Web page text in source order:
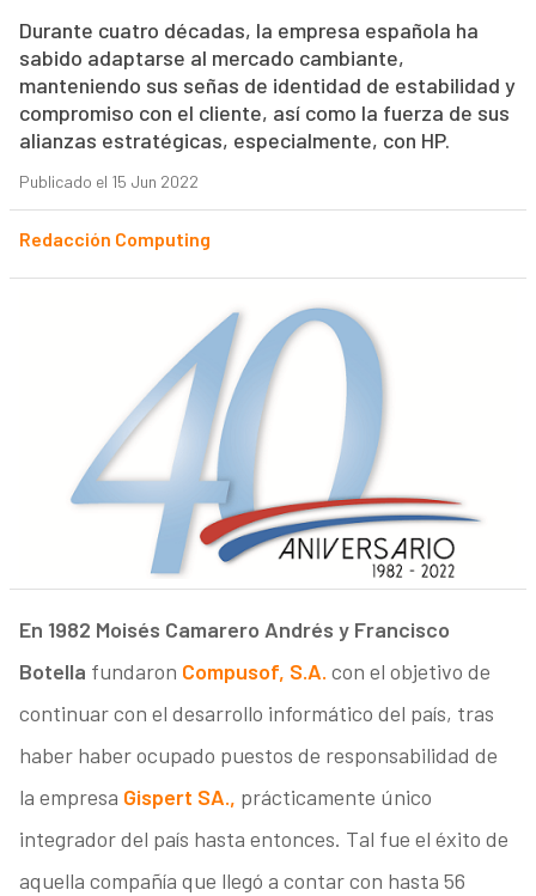
Durante cuatro décadas, la empresa española ha
sabido adaptarse al mercado cambiante,
manteniendo sus señas de identidad de estabilidad y
compromiso con el cliente, así como la fuerza de sus
alianzas estratégicas, especialmente, con HP.
Publicado el 15 Jun 2022
Redacción Computing
En 1982 Moisés Camarero Andrés y Francisco
Botella fundaron Compusof, S.A. con el objetivo de
continuar con el desarrollo informático del país, tras
haber haber ocupado puestos de responsabilidad de
la empresa Gispert SA., prácticamente único
integrador del país hasta entonces. Tal fue el éxito de
aquella compañía que llegó a contar con hasta 56